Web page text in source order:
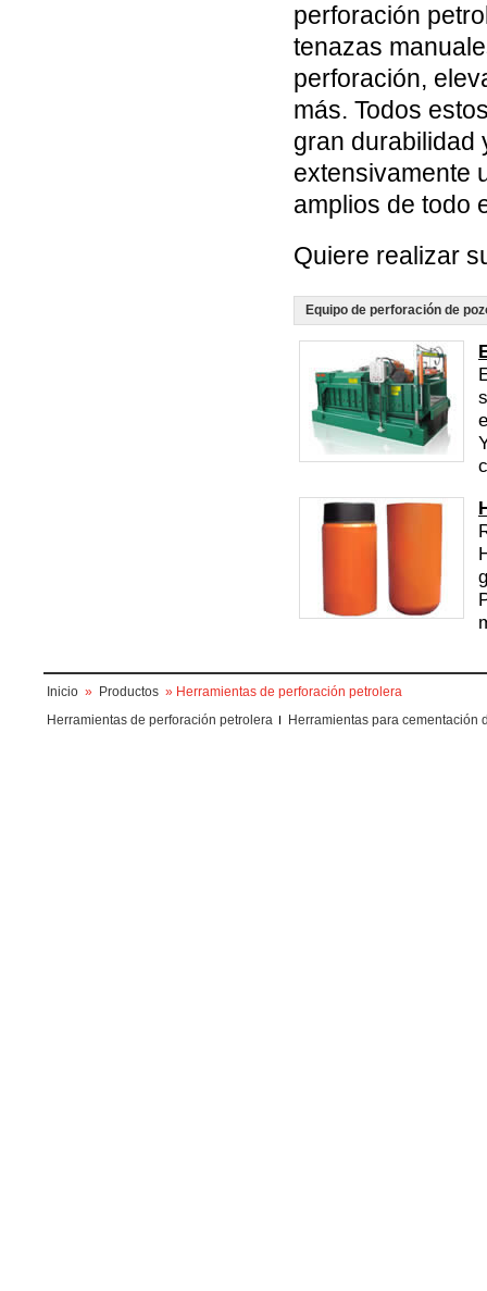
perforación
tenazas
perforación,
más. Todos
gran durabilidad
extensivamente
amplios de todo
Quiere realizar
Equipo de perforación de
Inicio » Productos » Herramientas de perforación petrolera
Herramientas de perforación petrolera
Herramientas para cementación